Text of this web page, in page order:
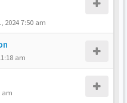
2024 7:50 am
am
am